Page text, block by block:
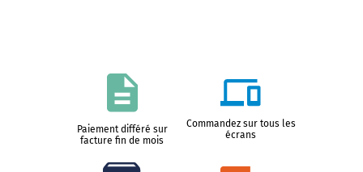
Paiement différé sur
facture fin de mois
Commandez sur tous les
écrans